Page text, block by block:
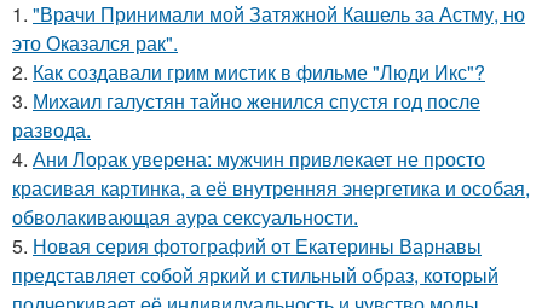
1. "Врачи Принимали мой Затяжной Кашель за Астму, но
это Оказался рак".
2. Как создавали грим мистик в фильме "Люди Икс"?
3. Михаил галустян тайно женился спустя год после
развода.
4. Ани Лорак уверена: мужчин привлекает не просто
красивая картинка, а её внутренняя энергетика и особая,
обволакивающая аура сексуальности.
5. Новая серия фотографий от Екатерины Варнавы
представляет собой яркий и стильный образ, который